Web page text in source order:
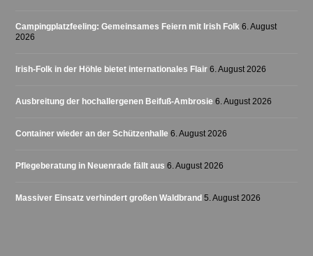
Campingplatzfeeling: Gemeinsames Feiern mit Irish Folk 6. August
2026
Irish-Folk in der Höhle bietet internationales Flair 6. August 2026
Ausbreitung der hochallergenen Beifuß-Ambrosie 6. August 2026
Container wieder an der Schützenhalle 6. August 2026
Pflegeberatung in Neuenrade fällt aus 6. August 2026
Massiver Einsatz verhindert großen Waldbrand 5. August 2026